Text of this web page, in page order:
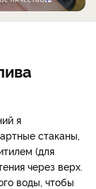
я
стаканы,
(для
через верх.
воды, чтобы